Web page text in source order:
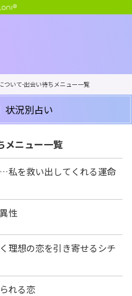
ついて-出会い待ちメニュー一覧
状況別占い
メニュー一覧
私を救い出してくれる運命
性
理想の恋を引き寄せるシチ
れる恋